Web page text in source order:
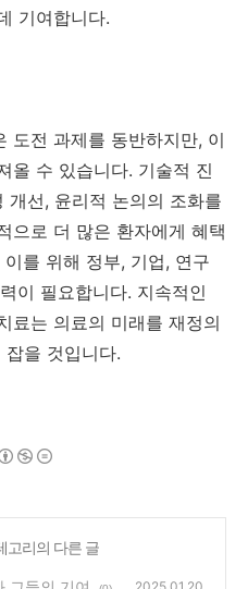
기여합니다.
도전 과제를 동반하지만, 이
올 수 있습니다. 기술적 진
개선, 윤리적 논의의 조화를
으로 더 많은 환자에게 혜택
를 위해 정부, 기업, 연구
이 필요합니다. 지속적인
료는 의료의 미래를 재정의
을 것입니다.
고리의 다른 글